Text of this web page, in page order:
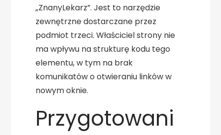
„ZnanyLekarz”. Jest to narzędzie
zewnętrzne dostarczane przez
podmiot trzeci. Właściciel strony nie
ma wpływu na strukturę kodu tego
elementu, w tym na brak
komunikatów o otwieraniu linków w
nowym oknie.
Przygotowani